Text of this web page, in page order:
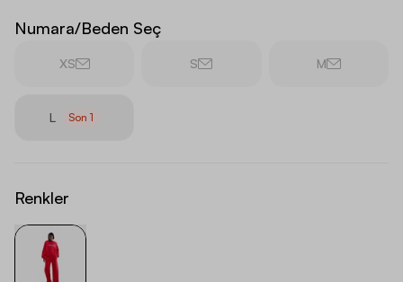
Numara/Beden Seç
XS S M
L Son1
Renkler